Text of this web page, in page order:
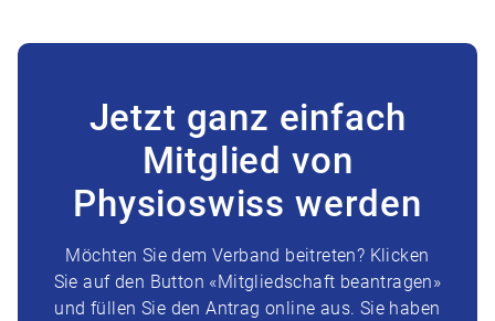
Jetzt ganz einfach
Mitglied von
Physioswiss werden
Möchten Sie dem Verband beitreten? Klicken
Sie auf den Button «Mitgliedschaft beantragen»
und füllen Sie den Antrag online aus. Sie haben